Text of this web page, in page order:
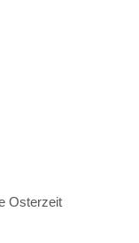
Osterzeit